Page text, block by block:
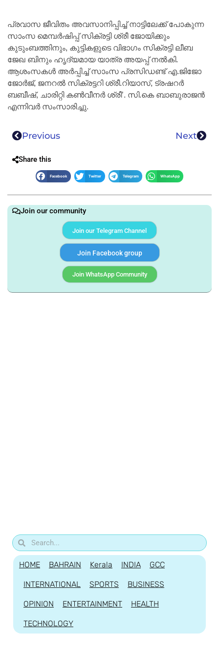
പ്രവാസ ജീവിതം അവസാനിപ്പിച്ച് നാട്ടിലേക്ക് പോകുന്ന
സാംസ മെമ്പർഷിപ്പ് സിക്രട്ടി ശ്രീ ജോയിക്കും
കുടുംബത്തിനും, കുട്ടികളുടെ വിഭാഗം സിക്രട്ടി ലീബ
ജേഖ ബിനും ഹൃദ്യമായ യാത്ര അയപ്പ് നൽകി.
ആശംസകൾ അർപ്പിച്ച്‌ സാംസ പ്രസിഡണ്ട് എ.ജിജോ
ജോർജ്, ജനറൽ സിക്രട്ടറി ശ്രീ.റിയാസ്, ട്രഷറർ
ബബീഷ്, ചാരിറ്റി കൺവീനർ ശ്രീ’. സി.കെ ബാബുരാജൻ
എന്നിവർ സംസാരിച്ചു.
Previous Next
Share this
Facebook Twitter Telegram WhatsApp
Join our community
Join our Telegram Channel
Join Facebook group
Join WhatsApp Community
HOME BAHRAIN Kerala INDIA GCC
INTERNATIONAL SPORTS BUSINESS
OPINION ENTERTAINMENT HEALTH
TECHNOLOGY